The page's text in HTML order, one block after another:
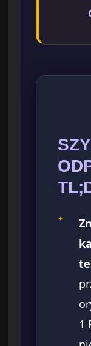
✦
1